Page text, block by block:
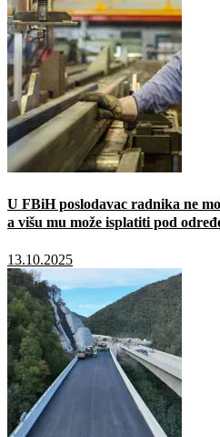
U FBiH poslodavac radnika ne
a višu mu može isplatiti pod
13.10.2025